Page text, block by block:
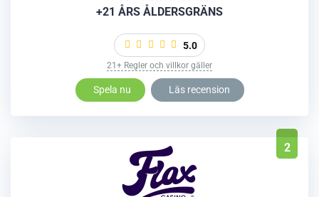
+21 ÅRS ÅLDERSGRÄNS
5.0
21+ Regler och villkor gäller
Spela nu Läs recension
2